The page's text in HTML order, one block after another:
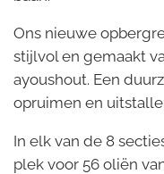
Ons nieuwe
stijlvol en gemaakt
ayoushout. Een
opruimen en
In elk van de 8
plek voor 56 oliën